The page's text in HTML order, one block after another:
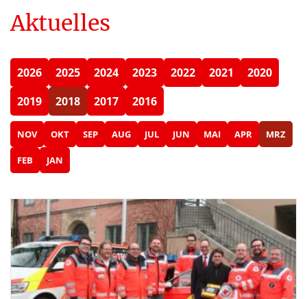
Aktuelles
2026 2025 2024 2023 2022 2021
2020
2019
2018 2017 2016
NOV OKT SEP AUG JUL JUN MAI APR MRZ
FEB JAN